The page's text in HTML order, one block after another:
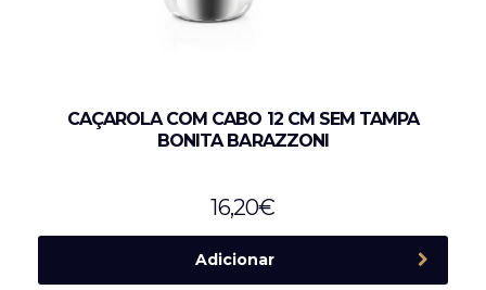
CAÇAROLA COM CABO 12 CM SEM TAMPA
BONITA BARAZZONI
16,20€
Adicionar